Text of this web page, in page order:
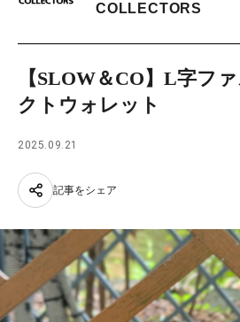
JP
COLLECTORS
【SLOW＆CO】L字フ
クトウォレット
2025.09.21
記事をシェア